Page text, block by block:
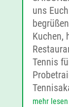
uns
Kuchen,
Tennis
mehr lesen